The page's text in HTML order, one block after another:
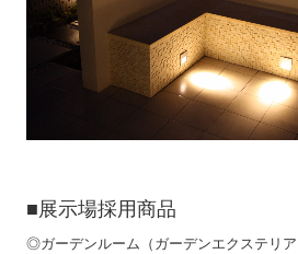
■展示場採用商品
◎ガーデンルーム（ガーデンエクステリ